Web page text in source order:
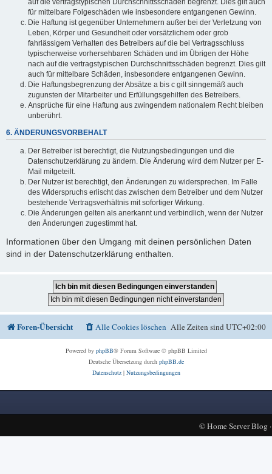
auf die vertragstypischen Durchschnittsschäden begrenzt. Dies gilt auch
für mittelbare Folgeschäden wie insbesondere entgangenen Gewinn.
Die Haftung ist gegenüber Unternehmern außer bei der Verletzung von
Leben, Körper und Gesundheit oder vorsätzlichem oder grob
fahrlässigem Verhalten des Betreibers auf die bei Vertragsschluss
typischerweise vorhersehbaren Schäden und im Übrigen der Höhe
nach auf die vertragstypischen Durchschnittsschäden begrenzt. Dies gilt
auch für mittelbare Schäden, insbesondere entgangenen Gewinn.
Die Haftungsbegrenzung der Absätze a bis c gilt sinngemäß auch
zugunsten der Mitarbeiter und Erfüllungsgehilfen des Betreibers.
Ansprüche für eine Haftung aus zwingendem nationalem Recht bleiben
unberührt.
6. ÄNDERUNGSVORBEHALT
Der Betreiber ist berechtigt, die Nutzungsbedingungen und die
Datenschutzerklärung zu ändern. Die Änderung wird dem Nutzer per E-
Mail mitgeteilt.
Der Nutzer ist berechtigt, den Änderungen zu widersprechen. Im Falle
des Widerspruchs erlischt das zwischen dem Betreiber und dem Nutzer
bestehende Vertragsverhältnis mit sofortiger Wirkung.
Die Änderungen gelten als anerkannt und verbindlich, wenn der Nutzer
den Änderungen zugestimmt hat.
Informationen über den Umgang mit deinen persönlichen Daten
sind in der Datenschutzerklärung enthalten.
Foren-Übersicht Alle Zeiten sindUTC+02:00
Alle Cookies löschen
Powered by phpBB® Forum Software © phpBB Limited
Deutsche Übersetzung durch phpBB.de
Datenschutz| Nutzungsbedingungen
©Home Server Blog